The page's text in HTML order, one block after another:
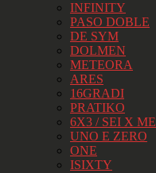
INFINITY
PASO DOBLE
DE SYM
DOLMEN
METEORA
ARES
16GRADI
PRATIKO
6X3 / SEI X ME
UNO E ZERO
ONE
ISIXTY